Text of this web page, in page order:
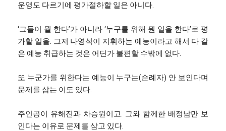
운영도 다르기에 평가절하할 일은 아니다.
‘그들이 뭘 한다’가 아니라 ‘누구를 위해 뭔 일을 한다’로 평
가할 일을. 그저 나영석이 지휘하는 예능이라고 해서 다 같
은 예능 취급하는 것은 어딘가 불편할 수밖에 없다.
또 누군가를 위한다는 예능이 누구는(순례자) 안 보인다며
문제를 삼는 이도 있다.
주인공이 유해진과 차승원이고. 그와 함께한 배정남만 보
인다는 이유로 문제를 삼고 있다.